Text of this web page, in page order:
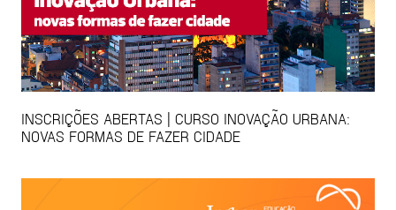
INSCRIÇÕES ABERTAS | CURSO INOVAÇÃO URBANA:
NOVAS FORMAS DE FAZER CIDADE